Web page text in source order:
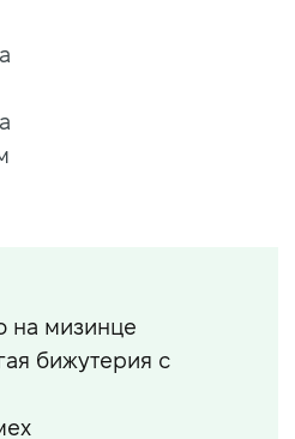
на мизинце
бижутерия с